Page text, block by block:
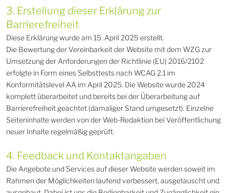
3. Erstellung dieser Erklärung zur
Barrierefreiheit
Diese Erklärung wurde am 15. April 2025 erstellt.
Die Bewertung der Vereinbarkeit der Website mit dem WZG zur
Umsetzung der Anforderungen der Richtlinie (EU) 2016/2102
erfolgte in Form eines Selbsttests nach WCAG 2.1 im
Konformitätslevel AA im April 2025. Die Website wurde 2024
komplett überarbeitet und bereits bei der Überarbeitung auf
Barrierefreiheit geachtet (damaliger Stand umgesetzt). Einzelne
Seiteninhalte werden von der Web-Redaktion bei Veröffentlichung
neuer Inhalte regelmäßig geprüft.
4. Feedback und Kontaktangaben
Die Angebote und Services auf dieser Website werden soweit im
Rahmen der Möglichkeiten laufend verbessert, ausgetauscht und